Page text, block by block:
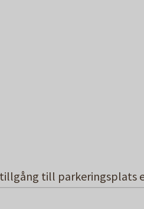
tillgång till parkeringsplats